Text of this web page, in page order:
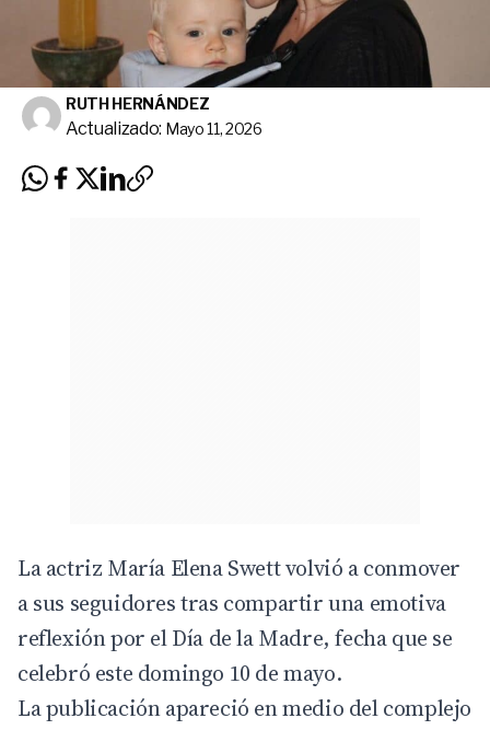
RUTH HERNÁNDEZ
Actualizado: Mayo 11, 2026
La actriz María Elena Swett volvió a conmover
a sus seguidores tras compartir una emotiva
reflexión por el Día de la Madre, fecha que se
celebró este domingo 10 de mayo.
Lapublicaciónapareció en medio del complejo